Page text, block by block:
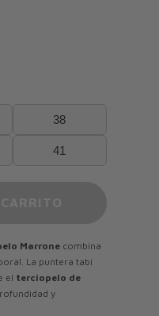
38
41
Marrone combina
La puntera tabi
el terciopelo de
y